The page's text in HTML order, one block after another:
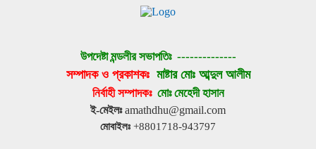
উপদেষ্টা মন্ডলীর সভাপতিঃ --------------
সম্পাদক ও প্রকাশকঃ মাষ্টার মোঃ আব্দুল আলীম
নির্বাহী সম্পাদকঃ মোঃ মেহেদী হাসান
ই-মেইলঃ amathdhu@gmail.com
মোবাইলঃ +8801718-943797